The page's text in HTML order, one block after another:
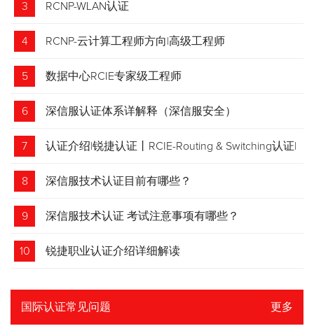
3 RCNP-WLAN认证
4 RCNP-云计算工程师方向|高级工程师
5 数据中心RCIE专家级工程师
6 深信服认证体系详解释（深信服安全）
7 认证介绍|锐捷认证丨RCIE-Routing & Switching认证|
专家级网络工程师
8 深信服技术认证目前有哪些？
9 深信服技术认证 考试注意事项有哪些？
10 锐捷职业认证介绍详细解读
国际认证常见问题 更多